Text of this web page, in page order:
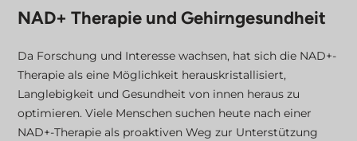
NAD+ Therapie und Gehirngesundheit
Da Forschung und Interesse wachsen, hat sich die NAD+-
Therapie als eine Möglichkeit herauskristallisiert,
Langlebigkeit und Gesundheit von innen heraus zu
optimieren. Viele Menschen suchen heute nach einer
NAD+-Therapie als proaktiven Weg zur Unterstützung